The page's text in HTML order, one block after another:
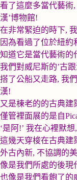
看了這麼多當代藝術,
漢’博物館!
在非常緊迫的時下,
因為看過了位於紐約
知道它是當代藝術的
我們對威尼斯的’古
搭了公船又走路, 我
漢!
又是棟老的的古典建
僅管裡面展的是自
‘是阿!’ 我在心裡默想,
這幾天穿梭在古典建
外古內新, 不協調的
像是我們所處的後現
也像是我們看飽了的